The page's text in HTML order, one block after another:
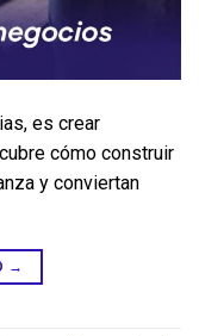
es crear
cómo construir
y conviertan
→